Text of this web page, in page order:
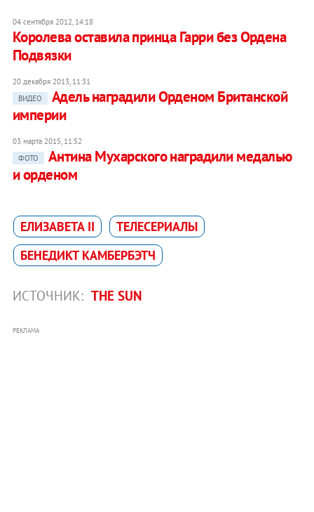
04 сентября 2012, 14:18
Королева оставила принца Гарри без Ордена
Подвязки
20 декабря 2013, 11:31
ВИДЕО
Адель наградили Орденом Британской
империи
03 марта 2015, 11:52
ФОТО
Антина Мухарского наградили медалью
и орденом
ЕЛИЗАВЕТА II
ТЕЛЕСЕРИАЛЫ
БЕНЕДИКТ КАМБЕРБЭТЧ
ИСТОЧНИК: THE SUN
РЕКЛАМА